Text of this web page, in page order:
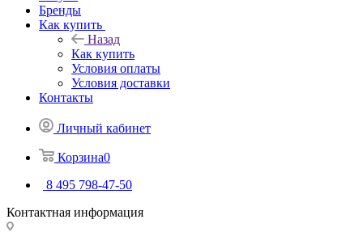
Бренды
Как купить
Назад
Как купить
Условия оплаты
Условия доставки
Контакты
Личный кабинет
Корзина0
8 495 798-47-50
Контактная информация